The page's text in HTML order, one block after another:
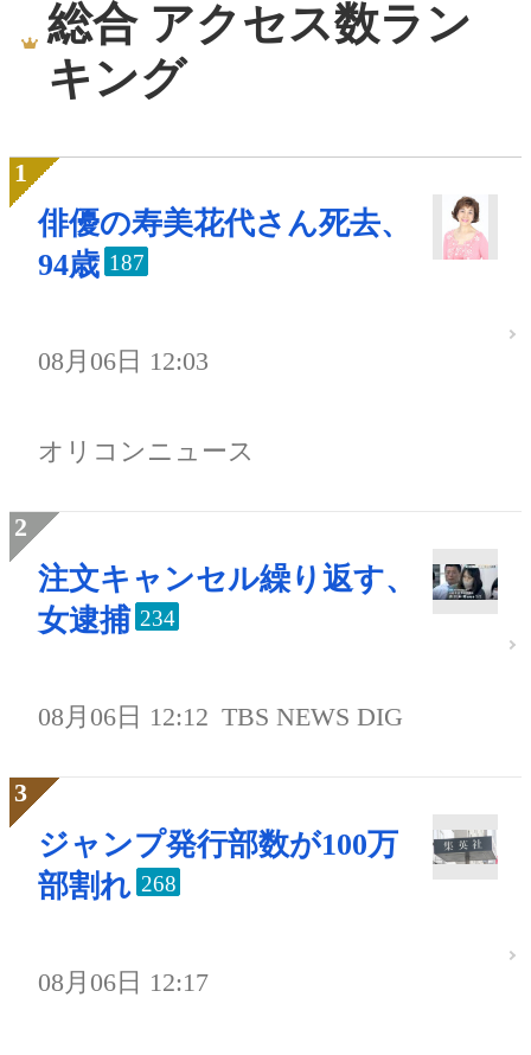
総合 アクセス数ラン
キング
俳優の寿美花代さん死去、
94歳 187
08月06日 12:03
オリコンニュース
注文キャンセル繰り返す、
女逮捕 234
08月06日 12:12 TBS NEWS DIG
ジャンプ発行部数が100万
部割れ 268
08月06日 12:17